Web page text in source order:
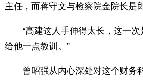
主任，而蒋守文与检察院金院长是
“高建这人手伸得太长，这一次
给他一点教训。”
曾昭强从内心深处对这个财务